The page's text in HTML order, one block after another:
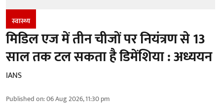
स्वास्थ्य
मिडिल एज में तीन चीजों पर नियंत्रण से 13
साल तक टल सकता है डिमेंशिया : अध्ययन
IANS
Published on:06 Aug 2026, 11:30 pm